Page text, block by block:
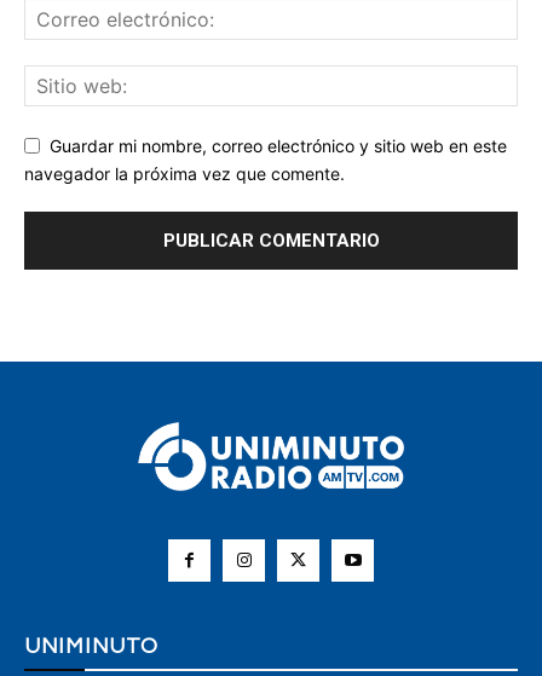
Guardar mi nombre, correo electrónico y sitio web en este
navegador la próxima vez que comente.
UNIMINUTO